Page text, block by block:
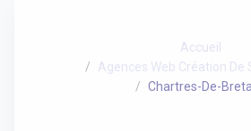
Accueil
Agences Web Création De
Chartres-De-